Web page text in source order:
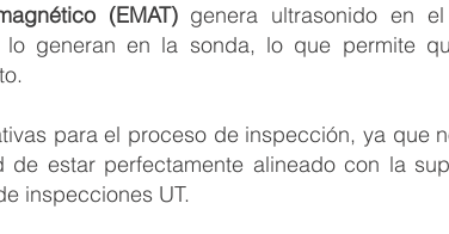
(EMAT) genera ultrasonido en
lo generan en la sonda, lo que permite
para el proceso de inspección, ya que
estar perfectamente alineado con la
inspecciones UT.